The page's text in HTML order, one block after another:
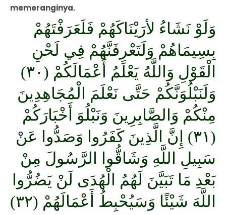
memeranginya.
وَلَوْ نَشَاءُ لأرَيْنَاكَهُمْ فَلَعَرَفْتَهُمْ
بِسِيمَاهُمْ وَلَتَعْرِفَنَّهُمْ فِي لَحْنِ
الْقَوْلِ وَاللَّهُ يَعْلَمُ أَعْمَالَكُمْ (٣٠)
وَلَنَبْلُوَنَّكُمْ حَتَّى نَعْلَمَ الْمُجَاهِدِينَ
مِنْكُمْ وَالصَّابِرِينَ وَنَبْلُوَ أَخْبَارَكُمْ
(٣١) إِنَّ الَّذِينَ كَفَرُوا وَصَدُّوا عَنْ
سَبِيلِ اللَّهِ وَشَاقُّوا الرَّسُولَ مِنْ
بَعْدِ مَا تَبَيَّنَ لَهُمُ الْهُدَى لَنْ يَضُرُّوا
اللَّهَ شَيْئًا وَسَيُحْبِطُ أَعْمَالَهُمْ (٣٢)